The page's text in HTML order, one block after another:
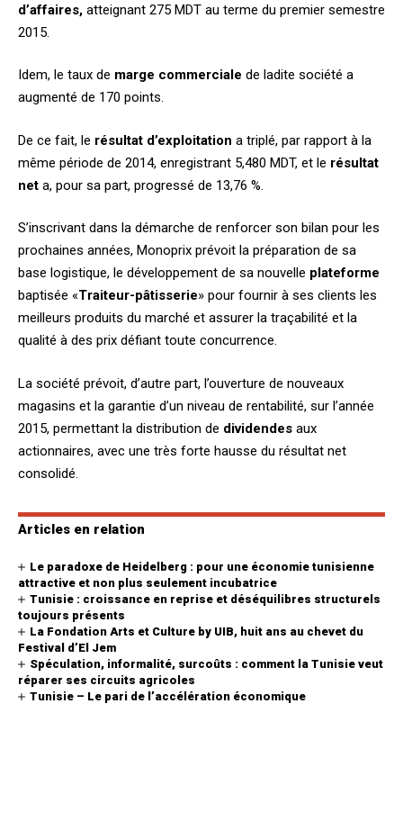
d’affaires, atteignant 275 MDT au terme du premier semestre
2015.
Idem, le taux de marge commerciale de ladite société a
augmenté de 170 points.
De ce fait, le résultat d’exploitation a triplé, par rapport à la
même période de 2014, enregistrant 5,480 MDT, et le résultat
net a, pour sa part, progressé de 13,76 %.
S’inscrivant dans la démarche de renforcer son bilan pour les
prochaines années, Monoprix prévoit la préparation de sa
base logistique, le développement de sa nouvelle plateforme
baptisée «Traiteur-pâtisserie» pour fournir à ses clients les
meilleurs produits du marché et assurer la traçabilité et la
qualité à des prix défiant toute concurrence.
La société prévoit, d’autre part, l’ouverture de nouveaux
magasins et la garantie d’un niveau de rentabilité, sur l’année
2015, permettant la distribution de dividendes aux
actionnaires, avec une très forte hausse du résultat net
consolidé.
Articles en relation
Le paradoxe de Heidelberg : pour une économie tunisienne
attractive et non plus seulement incubatrice
Tunisie : croissance en reprise et déséquilibres structurels
toujours présents
La Fondation Arts et Culture by UIB, huit ans au chevet du
Festival d’El Jem
Spéculation, informalité, surcoûts : comment la Tunisie veut
réparer ses circuits agricoles
Tunisie – Le pari de l’accélération économique